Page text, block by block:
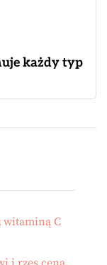
każdy typ
witaminą C